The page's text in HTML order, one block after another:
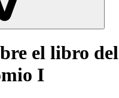
el libro del
I